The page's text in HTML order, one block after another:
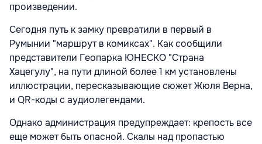
произведении.
Сегодня путь к замку превратили в первый в
Румынии "маршрут в комиксах". Как сообщили
представители Геопарка ЮНЕСКО "Страна
Хацегулу", на пути длиной более 1 км установлены
иллюстрации, пересказывающие сюжет Жюля Верна,
и QR-коды с аудиолегендами.
Однако администрация предупреждает: крепость все
еще может быть опасной. Скалы над пропастью